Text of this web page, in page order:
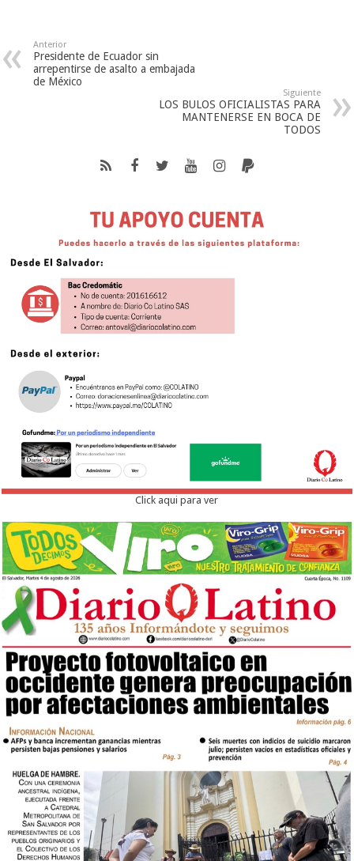
Anterior
Presidente de Ecuador sin
arrepentirse de asalto a embajada
de México
Siguiente
LOS BULOS OFICIALISTAS PARA
MANTENERSE EN BOCA DE
TODOS
Click aqui para ver